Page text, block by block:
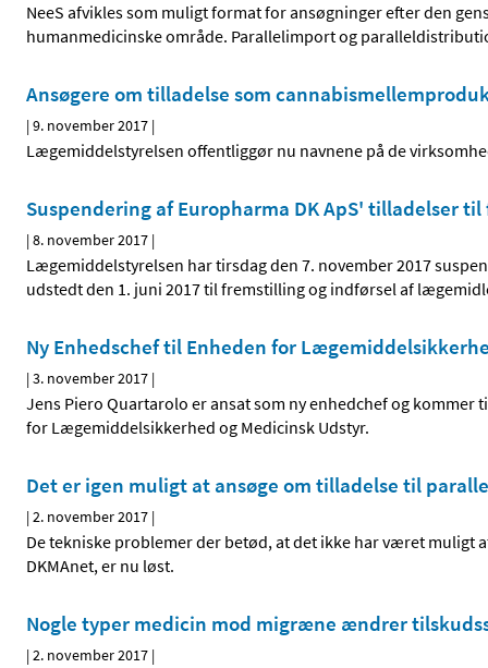
NeeS afvikles som muligt format for ansøgninger efter den
humanmedicinske område. Parallelimport og
Ansøgere om tilladelse som
|9. november 2017 |
Lægemiddelstyrelsen offentliggør nu navnene på de
Suspendering af Europharma DK ApS' tilladelser
|8. november 2017 |
Lægemiddelstyrelsen har tirsdag den 7. november 2017
udstedt den 1. juni 2017 til fremstilling og indførsel af
Ny Enhedschef til Enheden for
|3. november 2017 |
Jens Piero Quartarolo er ansat som ny enhedchef og
for Lægemiddelsikkerhed og Medicinsk Udstyr.
Det er igen muligt at ansøge om tilladelse til
|2. november 2017 |
De tekniske problemer der betød, at det ikke har været
DKMAnet, er nu løst.
Nogle typer medicin mod migræne ændrer
|2. november 2017 |